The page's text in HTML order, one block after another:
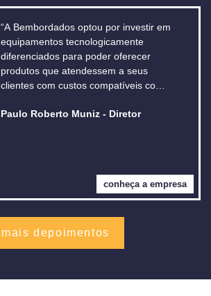
“A Bembordados optou por investir em
equipamentos tecnologicamente
diferenciados para poder oferecer
produtos que atendessem a seus
clientes com custos compatíveis com o
superior aos produtos chineses no que
esta parceria se a Galileu Tecnologia
não oferecesse o diferencial em sua
assistência técnica capacitada, e isso
nos dá a segurança para continuar
sempre investindo em novas
Paulo Roberto Muniz - Diretor
conheça a empresa
mais depoimentos